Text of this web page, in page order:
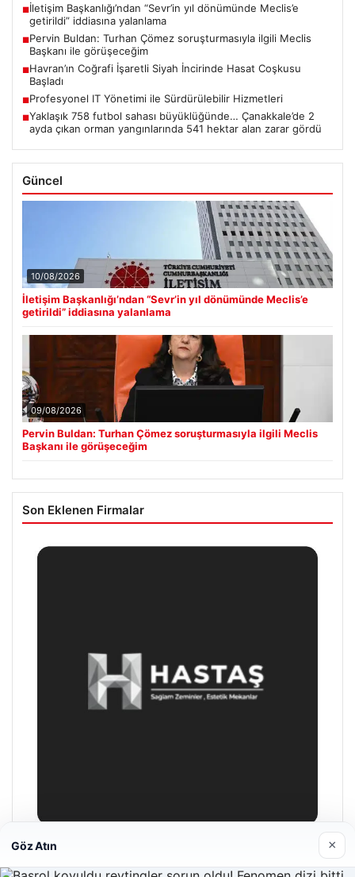
■İletişim Başkanlığı’ndan “Sevr’in yıl dönümünde Meclis’e
getirildi” iddiasına yalanlama
■Pervin Buldan: Turhan Çömez soruşturmasıyla ilgili Meclis
Başkanı ile görüşeceğim
■Havran’ın Coğrafi İşaretli Siyah İncirinde Hasat Coşkusu
Başladı
■Profesyonel IT Yönetimi ile Sürdürülebilir Hizmetleri
■Yaklaşık 758 futbol sahası büyüklüğünde… Çanakkale’de 2
ayda çıkan orman yangınlarında 541 hektar alan zarar gördü
Güncel
10/08/2026
İletişim Başkanlığı’ndan “Sevr’in yıl dönümünde Meclis’e
getirildi” iddiasına yalanlama
09/08/2026
Pervin Buldan: Turhan Çömez soruşturmasıyla ilgili Meclis
Başkanı ile görüşeceğim
Son Eklenen Firmalar
Göz Atın ×